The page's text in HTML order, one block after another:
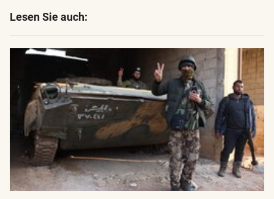
Lesen Sie auch: